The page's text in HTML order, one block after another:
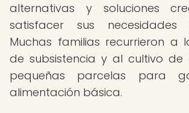
alternativas y soluciones
satisfacer sus necesidades
Muchas familias recurrieron a
de subsistencia y al cultivo de
pequeñas parcelas para
alimentación básica.